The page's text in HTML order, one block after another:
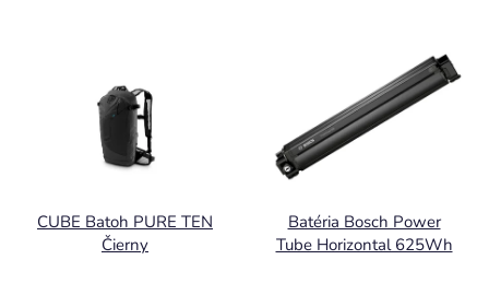
CUBE Batoh PURE TEN
Čierny
Batéria Bosch Power
Tube Horizontal 625Wh